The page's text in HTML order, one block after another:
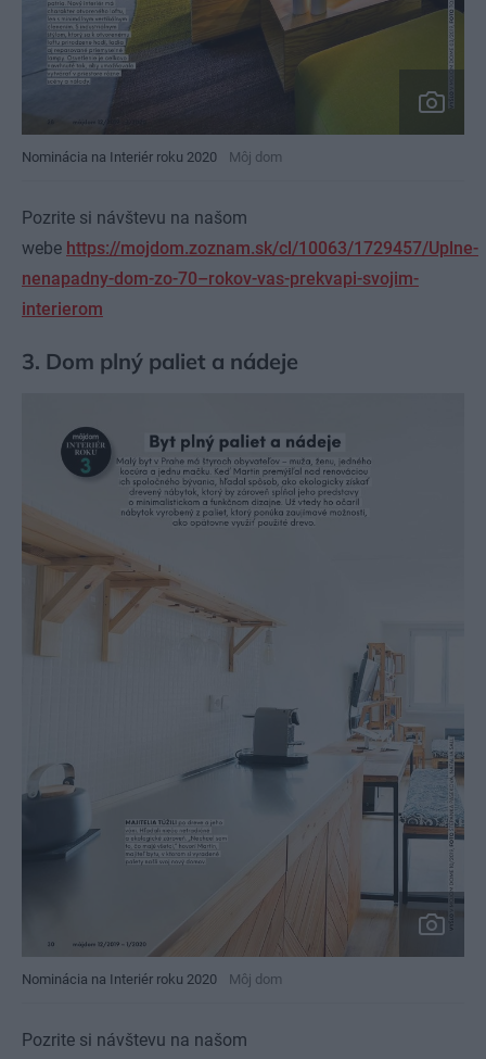
Nominácia na Interiér roku 2020 Môj dom
Pozrite si návštevu na našom
webe https://mojdom.zoznam.sk/cl/10063/1729457/Uplne-
nenapadny-dom-zo-70–rokov-vas-prekvapi-svojim-
interierom
3. Dom plný paliet a nádeje
Nominácia na Interiér roku 2020 Môj dom
Pozrite si návštevu na našom